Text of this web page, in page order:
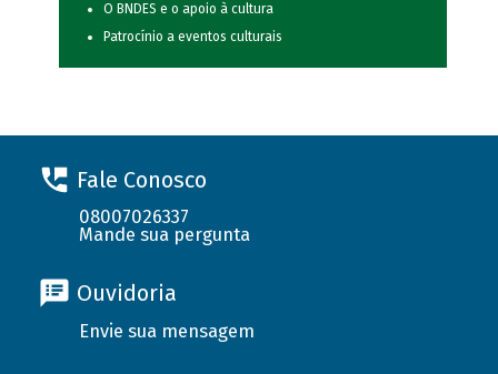
O BNDES e o apoio à cultura
Patrocínio a eventos culturais
Fale Conosco
08007026337
Mande sua pergunta
Ouvidoria
Envie sua mensagem